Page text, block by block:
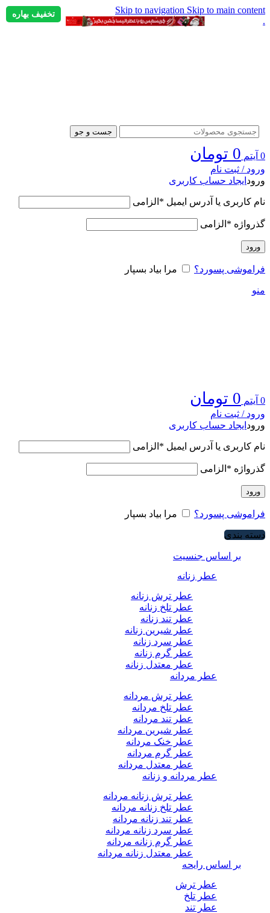
Skip to navigation Skip to main content
.
جست و جو
0 آیتم 0 تومان
ورود / ثبت نام
ورود ایجاد حساب کاربری
نام کاربری یا آدرس ایمیل * الزامی
گذرواژه * الزامی
ورود
فراموشی پسورد؟ مرا بیاد بسپار
منو
0 آیتم 0 تومان
ورود / ثبت نام
ورود ایجاد حساب کاربری
نام کاربری یا آدرس ایمیل * الزامی
گذرواژه * الزامی
ورود
فراموشی پسورد؟ مرا بیاد بسپار
دسته بندی
بر اساس جنسیت
عطر زنانه
عطر ترش زنانه
عطر تلخ زنانه
عطر تند زنانه
عطر شیرین زنانه
عطر سرد زنانه
عطر گرم زنانه
عطر معتدل زنانه
عطر مردانه
عطر ترش مردانه
عطر تلخ مردانه
عطر تند مردانه
عطر شیرین مردانه
عطر خنک مردانه
عطر گرم مردانه
عطر معتدل مردانه
عطر مردانه و زنانه
عطر ترش زنانه مردانه
عطر تلخ زنانه مردانه
عطر تند زنانه مردانه
عطر سرد زنانه مردانه
عطر گرم زنانه مردانه
عطر معتدل زنانه مردانه
بر اساس رایحه
عطر ترش
عطر تلخ
عطر تند
تخفیف بهاره